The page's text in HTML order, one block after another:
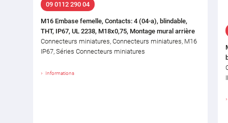
09 0112 290 04
M16 Embase femelle, Contacts: 4 (04-a), blindable,
THT, IP67, UL 2238, M18x0,75, Montage mural arrière
Connecteurs miniatures, Connecteurs miniatures, M16
IP67, Séries Connecteurs miniatures
Informations